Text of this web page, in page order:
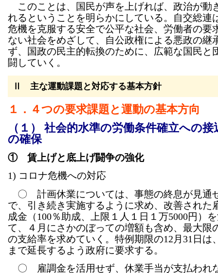
このことは、国民が声を上げれば、政治が動
れるということを明らかにしている。自交総連
危機を克服する安全で公平な社会、労働者の要
ない社会をめざして、自公政権による悪政の継
ず、国政の民主的転換のために、広範な国民と
闘していく。
Ⅱ 主な運動課題と対応する基本方針
１．４つの要求課題と運動の基本方向
（１） 社会的水準の労働条件確立への接
の確保
① 賃上げと底上げ闘争の強化
1) コロナ危機への対応
〇 計画休業については、事態の終息が見通
で、引き続き実施するように求め、改善された
成金（100％助成、上限１人１日１万5000円）
て、４月にさかのぼっての増額も含め、最大限
の支給率を求めていく。特例期限の12月31日は
まで延長するよう政府に要求する。
〇 雇調金を活用せず、休業手当が支払われ